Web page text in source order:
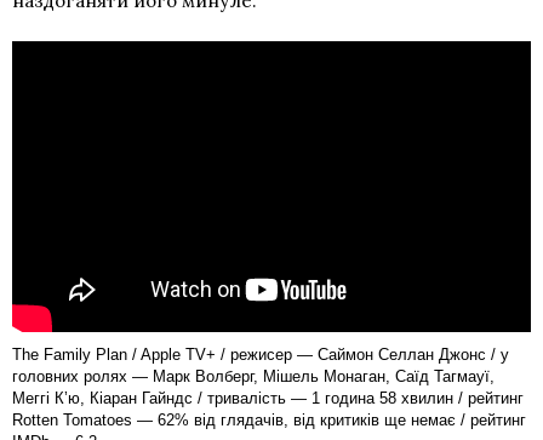
The Family Plan / Apple TV+ / режисер — Саймон Селлан Джонс / у
головних ролях — Марк Волберг, Мішель Монаган, Саїд Тагмауї,
Меггі Кʼю, Кіаран Гайндс / тривалість — 1 година 58 хвилин / рейтинг
Rotten Tomatoes — 62% від глядачів, від критиків ще немає / рейтинг